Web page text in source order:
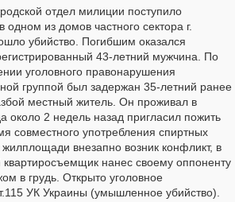
отдел милиции поступило
из домов частного сектора г.
убийство. Погибшим оказался
43-летний мужчина. По
уголовного правонарушения
группой был задержан 35-летний ранее
местный житель. Он проживал в
около 2 недель назад пригласил пожить
совместного употребления спиртных
внезапно возник конфликт, в
квартиросъемщик нанес своему оппоненту
в грудь. Открыто уголовное
УК Украины (умышленное убийство).